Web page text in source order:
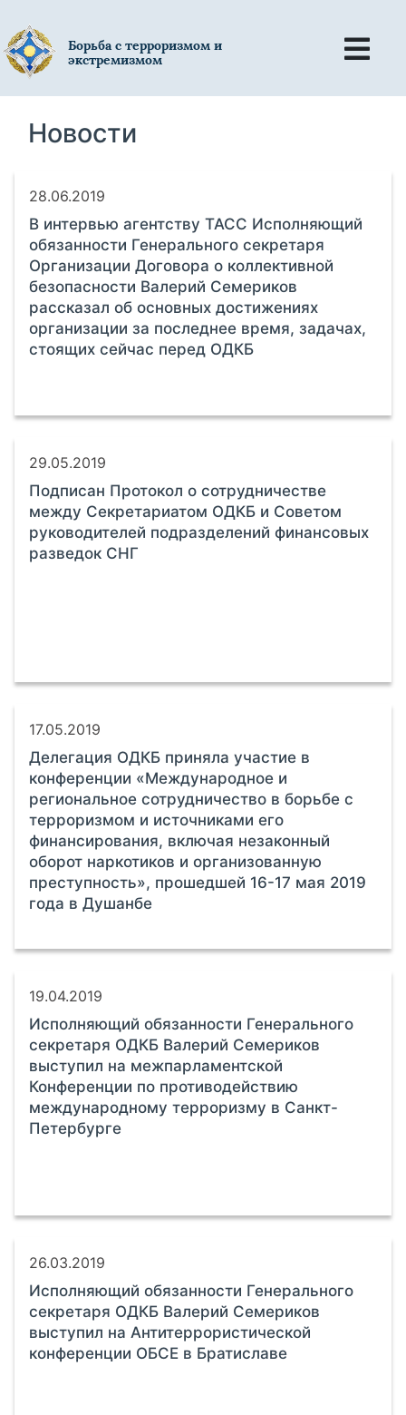
Борьба с терроризмом и
экстремизмом
Новости
28.06.2019
В интервью агентству ТАСС Исполняющий
обязанности Генерального секретаря
Организации Договора о коллективной
безопасности Валерий Семериков
рассказал об основных достижениях
организации за последнее время, задачах,
стоящих сейчас перед ОДКБ
29.05.2019
Подписан Протокол о сотрудничестве
между Секретариатом ОДКБ и Советом
руководителей подразделений финансовых
разведок СНГ
17.05.2019
Делегация ОДКБ приняла участие в
конференции «Международное и
региональное сотрудничество в борьбе с
терроризмом и источниками его
финансирования, включая незаконный
оборот наркотиков и организованную
преступность», прошедшей 16-17 мая 2019
года в Душанбе
19.04.2019
Исполняющий обязанности Генерального
секретаря ОДКБ Валерий Семериков
выступил на межпарламентской
Конференции по противодействию
международному терроризму в Санкт-
Петербурге
26.03.2019
Исполняющий обязанности Генерального
секретаря ОДКБ Валерий Семериков
выступил на Антитеррористической
конференции ОБСЕ в Братиславе